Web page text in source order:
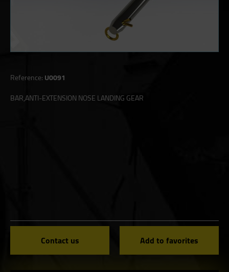
Reference:U0091
BAR,ANTI-EXTENSION NOSE LANDING GEAR
Contact us Add to favorites